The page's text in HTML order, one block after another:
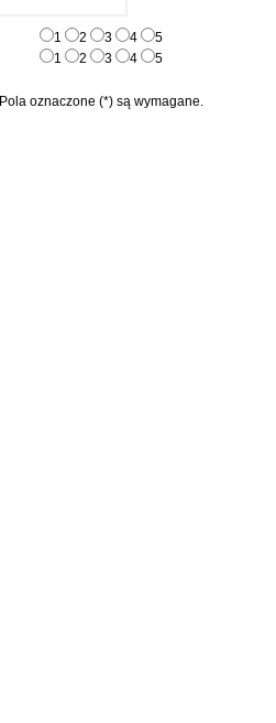
1 2 3 4
5
1 2 3 4 5
Pola oznaczone (*) są wymagane.